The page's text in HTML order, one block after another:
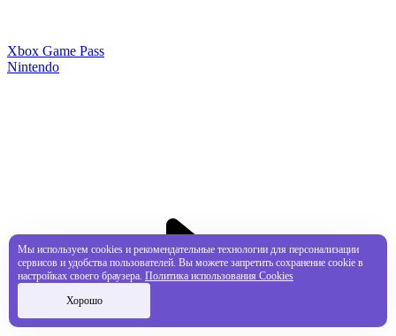
Xbox Game Pass
Nintendo
Мы используем cookies и рекомендательные технологии для персонализации
сервисов и удобства пользователей. Вы можете запретить сохранение cookie в
настройках своего браузера. Политика использования Cookies
Хорошо